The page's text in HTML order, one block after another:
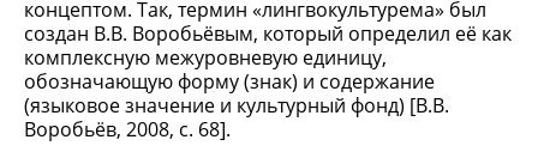
концептом. Так, термин «лингвокультурема» был
создан В.В. Воробьёвым, который определил её как
комплексную межуровневую единицу,
обозначающую форму (знак) и содержание
(языковое значение и культурный фонд) [В.В.
Воробьёв, 2008, с. 68].